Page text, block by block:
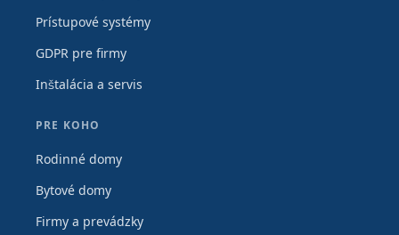
Prístupové systémy
GDPR pre firmy
Inštalácia a servis
PRE KOHO
Rodinné domy
Bytové domy
Firmy a prevádzky